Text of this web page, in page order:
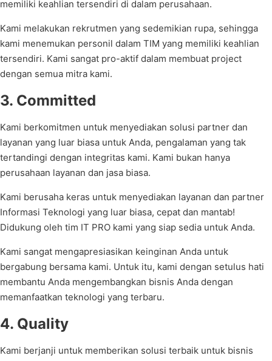
memiliki keahlian tersendiri di dalam perusahaan.
Kami melakukan rekrutmen yang sedemikian rupa, sehingga
kami menemukan personil dalam TIM yang memiliki keahlian
tersendiri. Kami sangat pro-aktif dalam membuat project
dengan semua mitra kami.
3. Committed
Kami berkomitmen untuk menyediakan solusi partner dan
layanan yang luar biasa untuk Anda, pengalaman yang tak
tertandingi dengan integritas kami. Kami bukan hanya
perusahaan layanan dan jasa biasa.
Kami berusaha keras untuk menyediakan layanan dan partner
Informasi Teknologi yang luar biasa, cepat dan mantab!
Didukung oleh tim IT PRO kami yang siap sedia untuk Anda.
Kami sangat mengapresiasikan keinginan Anda untuk
bergabung bersama kami. Untuk itu, kami dengan setulus hati
membantu Anda mengembangkan bisnis Anda dengan
memanfaatkan teknologi yang terbaru.
4. Quality
Kami berjanji untuk memberikan solusi terbaik untuk bisnis